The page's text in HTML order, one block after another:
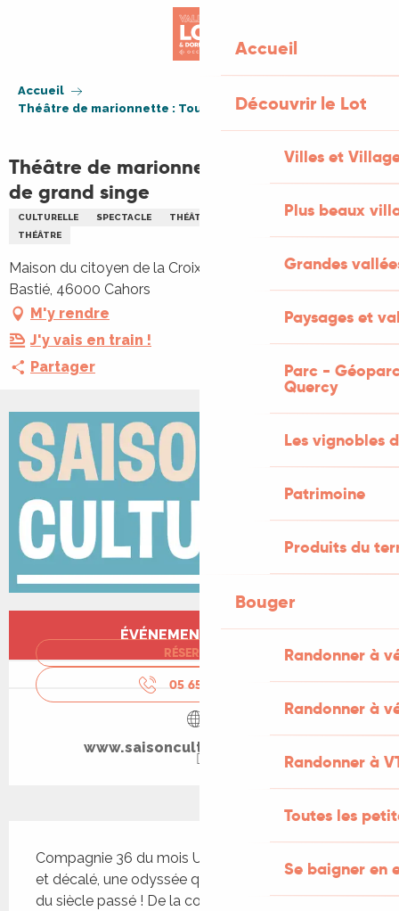
Accueil
Découvrir le Lot
Villes et
Plus beaux
Grandes
Paysages et
Parc -
Quercy
Les vignobles
Patrimoine
Produits du
Bouger
Randonner à
Randonner à
Randonner à
Toutes les
Se baigner en
Accueil
Théâtre de marionnette : Tour de chants de grand singe
Théâtre de marionnette : Tour de chants
de grand singe
CULTURELLE SPECTACLE THÉÂTRE
MARIONNETTE
THÉÂTRE
Maison du citoyen de la Croix-de-Fer, 474 Avenue Maryse
Bastié, 46000 Cahors
M'y rendre
J'y vais en train !
Partager
Ouverture et coordonnées
ÉVÉNEMENT TERMINÉ
RÉSERVER
05 65 20 88
www.saisonculturellecahors.fr
Compagnie 36 du mois Un tour de chant joyeux
et décalé, une odyssée qui célèbre tous les styles
du siècle passé ! De la comptine de nos